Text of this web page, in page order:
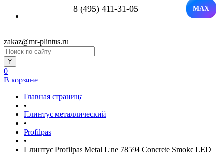
8 (495) 411-31-05 MAX
zakaz@mr-plintus.ru
0
В корзине
Главная страница
•
Плинтус металлический
•
Profilpas
•
Плинтус Profilpas Metal Line 78594 Concrete Smoke LED